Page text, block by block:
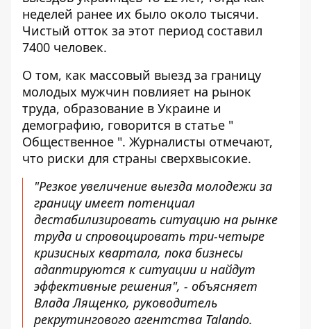
неделей ранее их было около тысячи.
Чистый отток за этот период составил
7400 человек.
О том, как массовый выезд за границу
молодых мужчин повлияет на рынок
труда, образование в Украине и
демографию, говорится в статье "
Общественное ". Журналисты отмечают,
что риски для страны сверхвысокие.
"Резкое увеличение выезда молодежи за
границу имеет потенциал
дестабилизировать ситуацию на рынке
труда и спровоцировать три-четыре
кризисных квартала, пока бизнесы
адаптируются к ситуации и найдут
эффективные решения", - объясняет
Влада Лященко, руководитель
рекрутингового агентства Talando.